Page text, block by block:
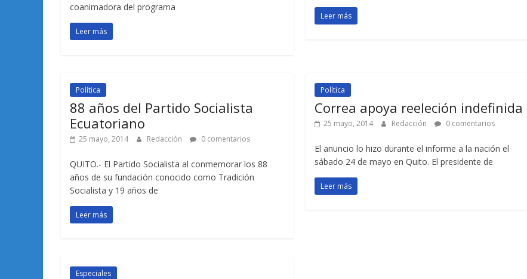
coanimadora del programa
Leer más
Leer más
Política
88 años del Partido Socialista
Ecuatoriano
25 mayo, 2014 Redacción 0 comentarios
QUITO.- El Partido Socialista al conmemorar los 88
años de su fundación conocido como Tradición
Socialista y 19 años de
Leer más
Política
Correa apoya reeleción indefinida
25 mayo, 2014 Redacción 0 comentarios
El anuncio lo hizo durante el informe a la nación el
sábado 24 de mayo en Quito. El presidente de
Leer más
Especiales